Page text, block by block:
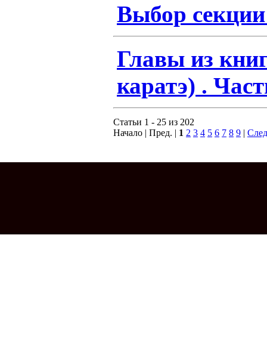
Выбор
Главы из
каратэ) .
Статьи 1 - 25 из 202
Начало | Пред. | 1 2 3 4 5 6 7 8 9 |